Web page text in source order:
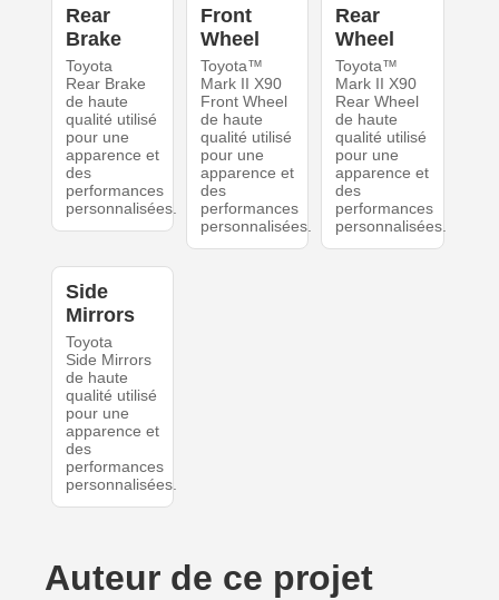
Rear
Brake
Toyota
Rear Brake
de haute
qualité utilisé
pour une
apparence et
des
performances
personnalisées.
Front
Wheel
Toyota™
Mark II X90
Front Wheel
de haute
qualité utilisé
pour une
apparence et
des
performances
personnalisées.
Rear
Wheel
Toyota™
Mark II X90
Rear Wheel
de haute
qualité utilisé
pour une
apparence et
des
performances
personnalisées.
Side
Mirrors
Toyota
Side Mirrors
de haute
qualité utilisé
pour une
apparence et
des
performances
personnalisées.
Auteur de ce projet